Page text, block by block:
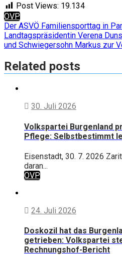
Post Views: 19.134
ÖVP
Beitragsnavigation
Der ASVÖ Familiensporttag in
Landtagspräsidentin Verena
und Schwiegersohn Markus zur
Related posts
30. Juli 2026
Volkspartei Burgenland
Pflege: Selbstbestimmt
Eisenstadt, 30. 7. 2026
daran...
ÖVP
24. Juli 2026
Doskozil hat das
getrieben: Volkspartei
Rechnungshof-Bericht